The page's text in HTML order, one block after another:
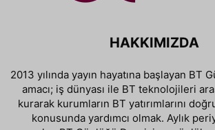
HAKKIMIZDA
2013 yılında yayın hayatına başlayan BT
amacı; iş dünyası ile BT teknolojileri
kurarak kurumların BT yatırımlarını
konusunda yardımcı olmak. Aylık